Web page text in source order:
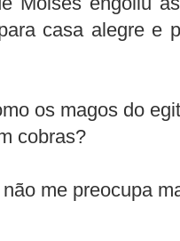
casa alegre e
os magos do
cobras?
me preocupa